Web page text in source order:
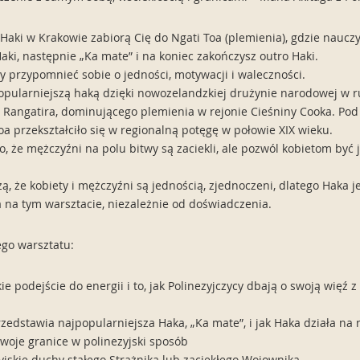
w Krakowie zabiorą Cię do Ngati Toa (plemienia), gdzie
następnie „Ka mate” i na koniec zakończysz outro Haki.
przypomnieć sobie o jedności, motywacji i waleczności.
haką dzięki nowozelandzkiej drużynie narodowej w
dominującego plemienia w rejonie Cieśniny Cooka.
przekształciło się w regionalną potęgę w połowie XIX wieku.
że mężczyźni na polu bitwy są zaciekli, ale pozwól kobietom być
że kobiety i mężczyźni są jednością, zjednoczeni, dlatego Haka
na tym warsztacie, niezależnie od doświadczenia.
warsztatu:
podejście do energii i to, jak Polinezyjczycy dbają o swoją więź
najpopularniejsza Haka, „Ka mate”, i jak Haka działa na
granice w polinezyjski sposób